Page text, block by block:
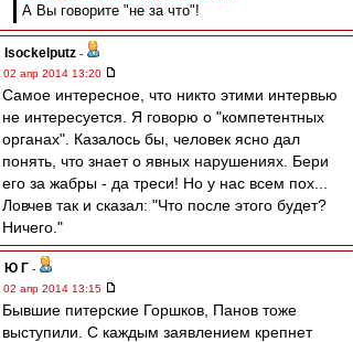
А Вы говорите "не за что"!
Isockelputz -
02 апр 2014 13:20
Самое интересное, что никто этими интервью
не интересуется. Я говорю о "компетентных
органах". Казалось бы, человек ясно дал
понять, что знает о явных нарушениях. Бери
его за жабры - да треси! Но у нас всем пох...
Ловчев так и сказал: "Что после этого будет?
Ничего."
Ю Г -
02 апр 2014 13:15
Бывшие питерские Горшков, Панов тоже
выступили. С каждым заявлением крепнет